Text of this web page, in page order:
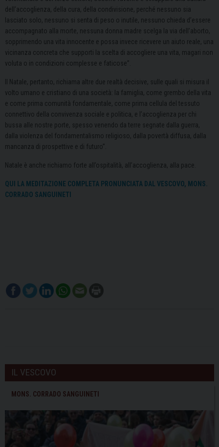
dell’accoglienza, della cura, della condivisione, perché nessuno sia
lasciato solo, nessuno si senta di peso o inutile, nessuno chieda d’essere
accompagnato alla morte, nessuna donna madre scelga la via dell’aborto,
sopprimendo una vita innocente e possa invece ricevere un aiuto reale, una
vicinanza concreta che supporti la scelta di accogliere una vita, magari non
voluta o in condizioni complesse e faticose”.
Il Natale, pertanto, richiama altre due realtà decisive, sulle quali si misura il
volto umano e cristiano di una società: la famiglia, come grembo della vita
e come prima comunità fondamentale, come prima cellula del tessuto
connettivo della convivenza sociale e politica, e l’accoglienza per chi
bussa alle nostre porte, spesso venendo da terre segnate dalla guerra,
dalla violenza del fondamentalismo religioso, dalla povertà diffusa, dalla
mancanza di prospettive e di futuro”.
Natale è anche richiamo forte all’ospitalità, all’accoglienza, alla pace.
QUI LA MEDITAZIONE COMPLETA PRONUNCIATA DAL VESCOVO, MONS.
CORRADO SANGUINETI
IL VESCOVO
MONS. CORRADO SANGUINETI